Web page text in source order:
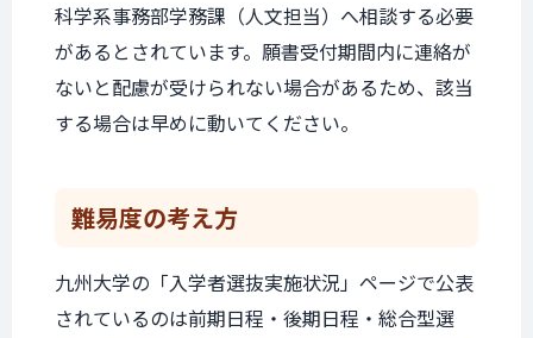
科学系事務部学務課（人文担当）へ相談する必要
があるとされています。願書受付期間内に連絡が
ないと配慮が受けられない場合があるため、該当
する場合は早めに動いてください。
難易度の考え方
九州大学の「入学者選抜実施状況」ページで公表
されているのは前期日程・後期日程・総合型選